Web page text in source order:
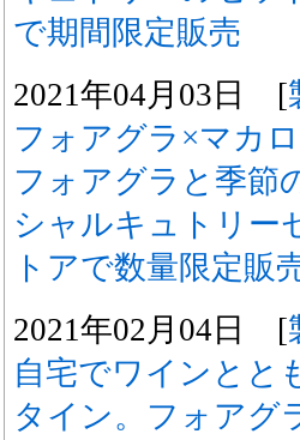
で期間限定販売
2021年04月03日 [
フォアグラ×マカ
フォアグラと季節
シャルキュトリー
トアで数量限定販
2021年02月04日 [
自宅でワインとと
タイン。フォアグ